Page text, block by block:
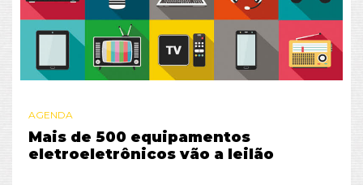
AGENDA
Mais de 500 equipamentos
eletroeletrônicos vão a leilão